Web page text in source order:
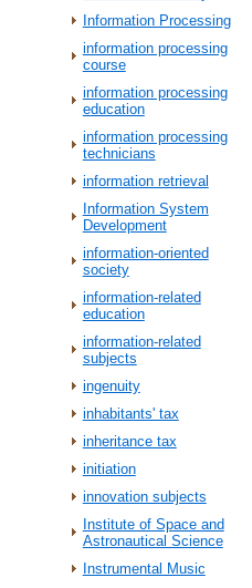
Information Processing
information processing
course
information processing
education
information processing
technicians
information retrieval
Information System
Development
information-oriented
society
information-related
education
information-related
subjects
ingenuity
inhabitants' tax
inheritance tax
initiation
innovation subjects
Institute of Space and
Astronautical Science
Instrumental Music